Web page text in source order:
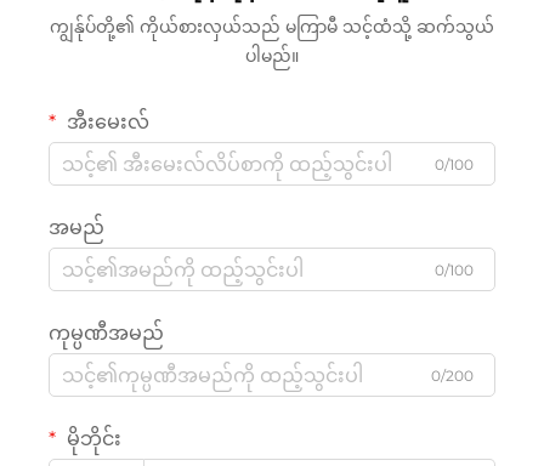
ကျွန်ုပ်တို့၏ ကိုယ်စားလှယ်သည် မကြာမီ သင့်ထံသို့ ဆက်သွယ်
ပါမည်။
အီးမေးလ်
0/100
အမည်
0/100
ကုမ္ပဏီအမည်
0/200
မိုဘိုင်း